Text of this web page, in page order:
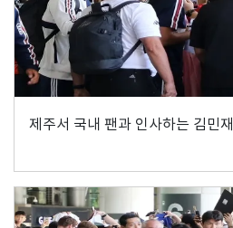
제주서 국내 팬과 인사하는 김민재